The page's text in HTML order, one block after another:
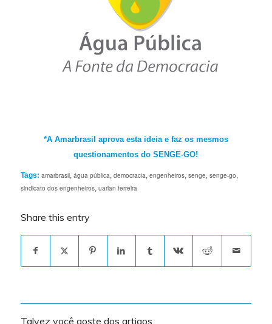
*A Amarbrasil aprova esta ideia e faz os mesmos
questionamentos do SENGE-GO!
Tags: amarbrasil, água pública democracia engenheiros, senge senge-go
sindicato dos engenheiros, uarian ferreira
Share this entry
Talvez você goste dos artigos